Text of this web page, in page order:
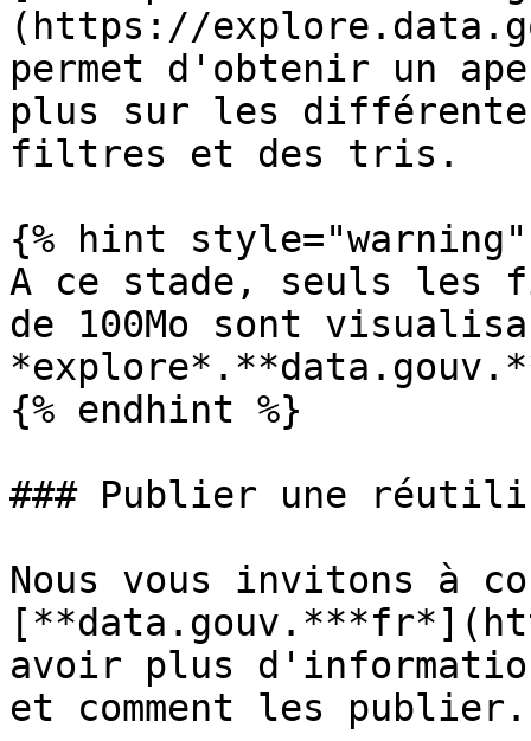
(https://
permet d'obtenir un
plus sur les
filtres et des tris.
{% hint style="warning"
A ce stade, seuls les
de 100Mo sont
{% endhint %}
### Publier une
Nous vous invitons à
avoir plus
et comment les publier.